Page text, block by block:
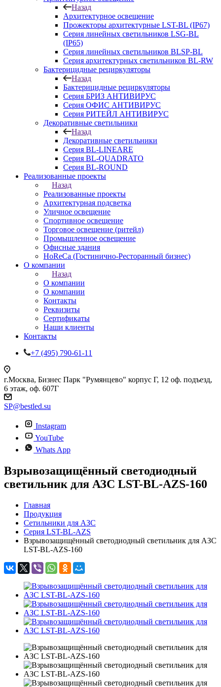
Назад
Архитектурное освещение
Прожекторы архитектурные LST-BL (IP67)
Серия линейных светильников LSG-BL
(IP65)
Серия линейных светильников BLSP-BL
Серия архитектурных светильников BL-RW
Бактерицидные рециркуляторы
Назад
Бактерицидные рециркуляторы
Серия БРИЗ АНТИВИРУС
Серия ОФИС АНТИВИРУС
Серия РИТЕЙЛ АНТИВИРУС
Декоративные светильники
Назад
Декоративные светильники
Серия BL-LINEARE
Серия BL-QUADRATO
Серия BL-ROUND
Реализованные проекты
Назад
Реализованные проекты
Архитектурная подсветка
Уличное освещение
Спортивное освещение
Торговое освещение (ритейл)
Промышленное освещение
Офисные здания
HoReCa (Гостинично-Ресторанный бизнес)
О компании
Назад
О компании
О компании
Контакты
Реквизиты
Сертификаты
Наши клиенты
Контакты
+7 (495) 790-61-11
г.Москва, Бизнес Парк "Румянцево" корпус Г, 12 оф. подъезд,
6 этаж, оф. 607Г
SP@bestled.su
Instagram
YouTube
Whats App
Взрывозащищённый светодиодный
светильник для АЗС LST-BL-AZS-160
Главная
Продукция
Сетильники для АЗС
Серия LST-BL-AZS
Взрывозащищённый светодиодный светильник для АЗС
LST-BL-AZS-160